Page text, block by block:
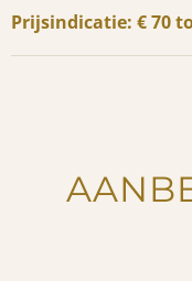
Prijsindicatie: € 70